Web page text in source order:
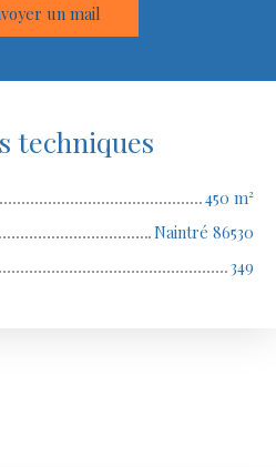
un mail
techniques
450 m²
Naintré 86530
349